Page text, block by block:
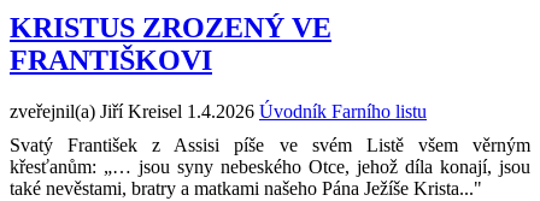
KRISTUS ZROZENÝ VE
FRANTIŠKOVI
zveřejnil(a) Jiří Kreisel 1.4.2026 Úvodník Farního listu
Svatý František z Assisi píše ve svém Listě všem věrným
křesťanům: „… jsou syny nebeského Otce, jehož díla konají, jsou
také nevěstami, bratry a matkami našeho Pána Ježíše Krista..."